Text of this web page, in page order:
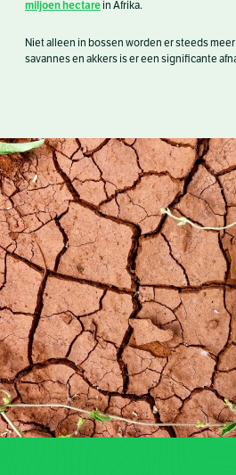
miljoen hectare in Afrika.
Niet alleen in bossen worden er steeds
savannes en akkers is er een significante